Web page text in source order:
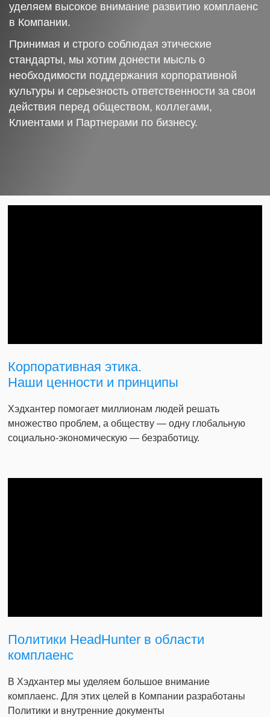
уделяем высокое внимание развитию комплаенс
в Компании.
Принимая и строго соблюдая этические
стандарты, мы хотим донести мысль о
необходимости поддержания корпоративной
культуры и серьезность ответственности за свои
действия перед обществом, коллегами,
Клиентами и Партнерами по бизнесу.
Корпоративная этика.
Наши ценности и принципы
Хэдхантер помогает миллионам людей решать
множество проблем, а обществу — одну глобальную
социально-экономическую — безработицу.
Политики HeadHunter в области
комплаенс
В Хэдхантер мы уделяем большое внимание
комплаенс. Для этих целей в Компании разработаны
Политики и внутренние документы